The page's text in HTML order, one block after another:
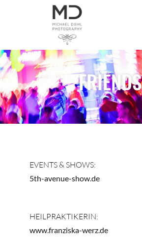
Home
Portfolio
Studio
FRIENDS
EVENTS & SHOWS:
5th-avenue-show.de
HEILPRAKTIKERIN:
www.franziska-werz.de